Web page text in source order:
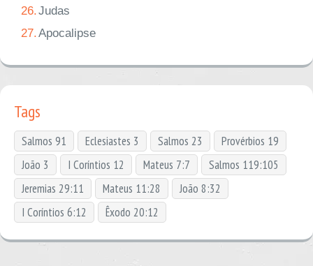
26.Judas
27.Apocalipse
Tags
Salmos 91 Eclesiastes 3 Salmos 23
Provérbios 19
João 3
I Coríntios 12 Mateus 7:7
Salmos 119:105
Jeremias 29:11
Mateus 11:28
João 8:32
I Coríntios 6:12
Êxodo 20:12